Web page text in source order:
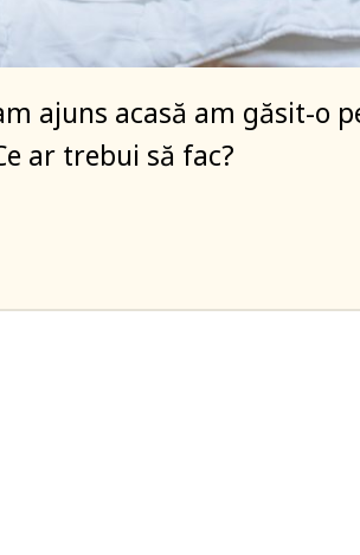
ajuns acasă am găsit-o
ar trebui să fac?